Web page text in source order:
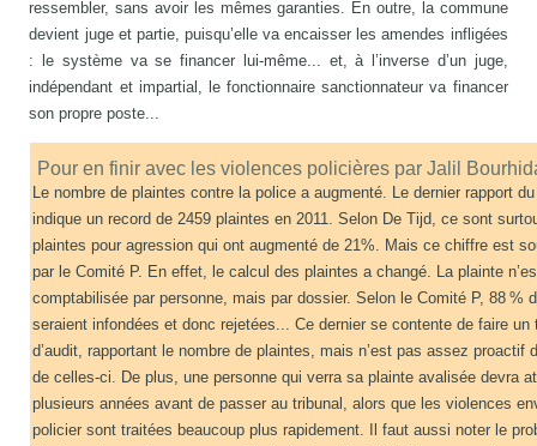
ressembler, sans avoir les mêmes garanties. En outre, la commune
devient juge et partie, puisqu’elle va encaisser les amendes infligées
: le système va se financer lui-même... et, à l’inverse d’un juge,
indépendant et impartial, le fonctionnaire sanctionnateur va financer
son propre poste...
Pour en finir avec les violences policières par Jalil
Le nombre de plaintes contre la police a augmenté. Le dernier rapport
indique un record de 2459 plaintes en 2011. Selon De Tijd, ce sont
plaintes pour agression qui ont augmenté de 21%. Mais ce chiffre est
par le Comité P. En effet, le calcul des plaintes a changé. La plainte
comptabilisée par personne, mais par dossier. Selon le Comité P, 88 %
seraient infondées et donc rejetées... Ce dernier se contente de faire un
d’audit, rapportant le nombre de plaintes, mais n’est pas assez proactif
de celles-ci. De plus, une personne qui verra sa plainte avalisée devra
plusieurs années avant de passer au tribunal, alors que les violences
policier sont traitées beaucoup plus rapidement. Il faut aussi noter le